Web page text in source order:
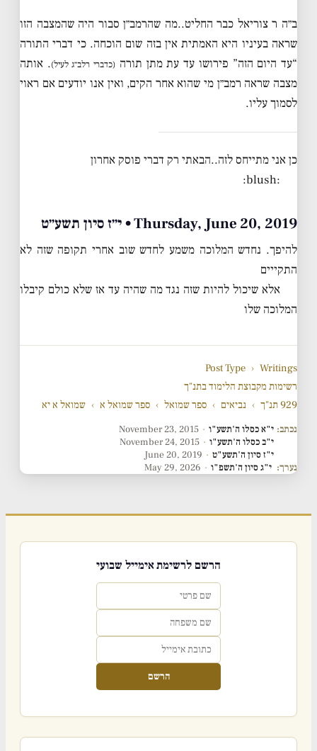
ב״ה ר צוריאל כבר החליט..מה שהרמב״ן סבור היה שהמצבה הזו
שראה בעיניו היא האמתית אין בזה שום הוכחה. כי דברי התורה
“עד היום הזה” פירושו עד עת מתן תורה (כדברי רלב״ג לעיל). אותה
מצבה שראה רמב״ן מי שהוא אחר הקים, ואין אנו יודעים אם ראוי
לסמוך עליו.
כן אני מתייחס לזה..הבאתי רק דברי פוסק אחרון
:blush:
Thursday, June 20, 2019 • י״ז סיון תשע״ט
להיפך. נחדש המלוכה משמע לחדש שוב אחרי תקופה שזה לא
התקייים
אלא שיכול להיות שזה נגד מה שהיה עד אז שלא כולם קיבלו
המלוכה שלו
Post Type › Writings
רשימות מקבוצת הלימוד בתנ"ך
929 תנ"ך
› נביאים › ספר שמואל › ספר שמואל א › שמואל א יא
נכתב: י"א כסלו ה'תשע"ו ·
November 23, 2015
י"ב כסלו ה'תשע"ו ·
November 24, 2015
י"ז סיון ה'תשע"ט ·
June 20, 2019
נערך: י"ג סיון ה'תשפ"ו ·
May 29, 2026
הרשם לרשימת אימייל שבועי
הרשם